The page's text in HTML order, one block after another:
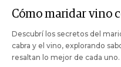
Cómo maridar vino
Descubrí los secretos del
cabra y el vino, explorando
resaltan lo mejor de cada uno.